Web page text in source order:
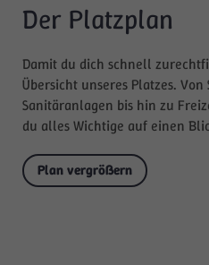
Der Platzplan
Damit du dich schnell
Übersicht unseres Platzes.
Sanitäranlagen bis hin zu
du alles Wichtige auf einen
Plan vergrößern